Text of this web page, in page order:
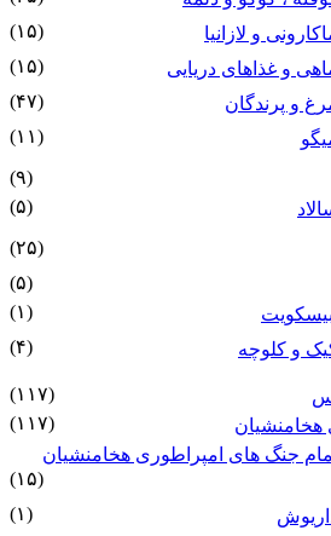
و لازانیا
(۱۵)
و غذاهای دریایی
(۱۵)
و پرندگان
(۴۷)
(۱۱)
(۹)
(۵)
(۲۵)
(۵)
(۱)
و کلوچه
(۴)
(۱۱۷)
هخامنشیان
(۱۱۷)
جنگ های امپراطوری هخامنشیان
(۱۵)
(۱)